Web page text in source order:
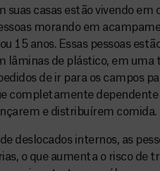
suas casas estão vivendo
morando em
15 anos. Essas pessoas
lâminas de plástico, em
de ir para os campos
completamente dependente
e distribuírem comida.
deslocados internos, as
o que aumenta o risco de